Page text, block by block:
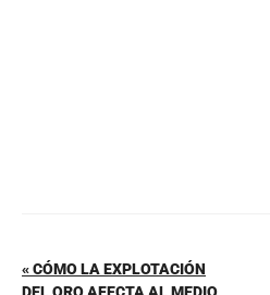
« CÓMO LA EXPLOTACIÓN
DEL ORO AFECTA AL MEDIO